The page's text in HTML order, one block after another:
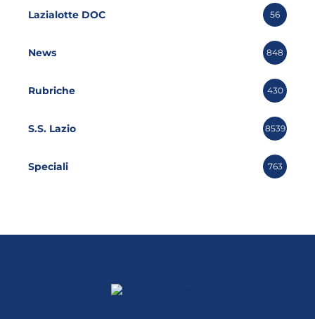
Lazialotte DOC 56
News 848
Rubriche 430
S.S. Lazio 8539
Speciali 763